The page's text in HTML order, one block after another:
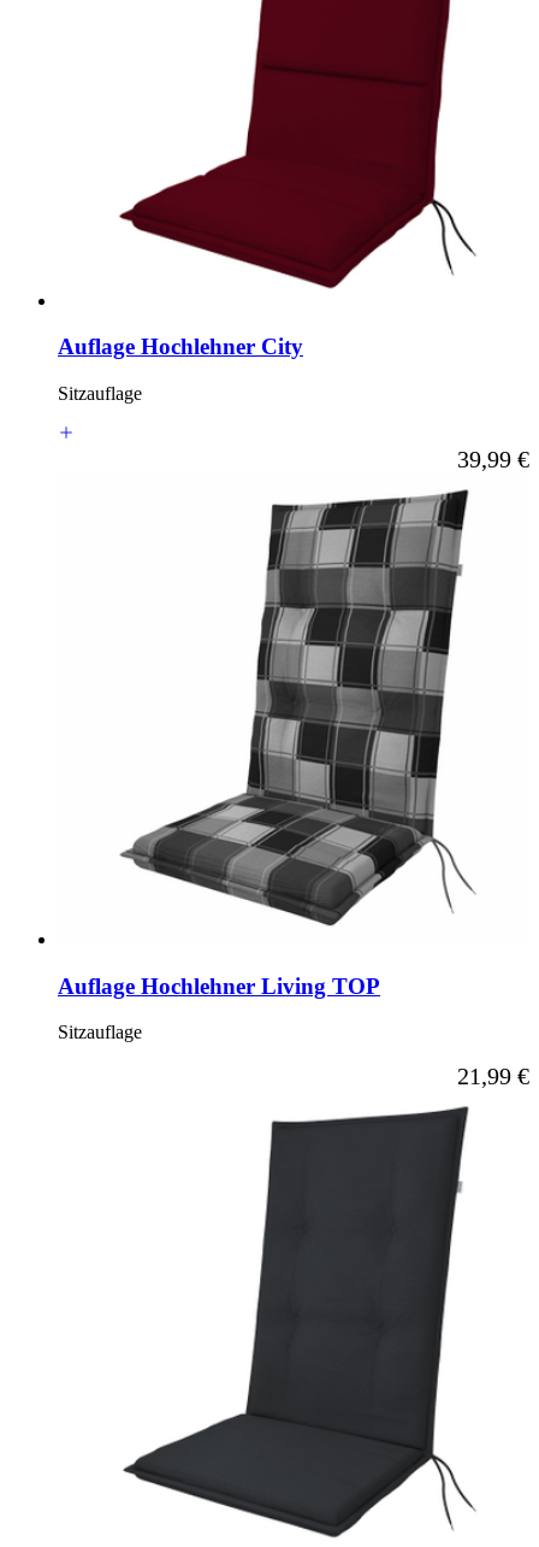
Auflage Hochlehner City
Sitzauflage
Ab
39,99 €
Auflage Hochlehner Living TOP
Sitzauflage
Ab
21,99 €